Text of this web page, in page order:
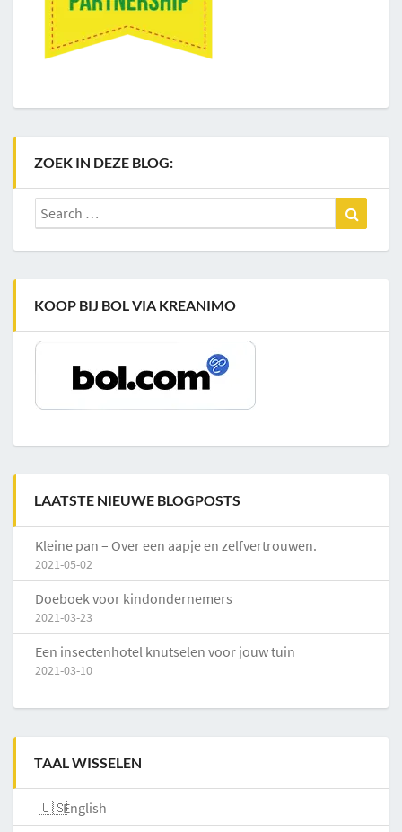
ZOEK IN DEZE BLOG:
Search
for:
KOOP BIJ BOL VIA KREANIMO
LAATSTE NIEUWE BLOGPOSTS
Kleine pan – Over een aapje en zelfvertrouwen.
2021-05-02
Doeboek voor kindondernemers
2021-03-23
Een insectenhotel knutselen voor jouw tuin
2021-03-10
TAAL WISSELEN
English